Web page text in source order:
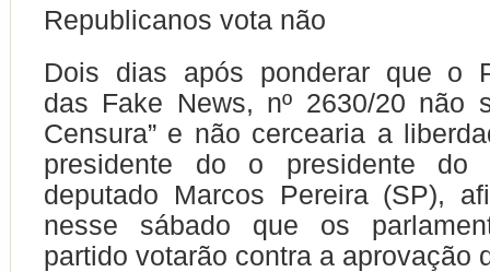
Republicanos vota não
Dois dias após ponderar que o
das Fake News, nº 2630/20 não
Censura” e não cercearia a
presidente do o presidente do
deputado Marcos Pereira (SP),
nesse sábado que os
partido votarão contra a aprovação